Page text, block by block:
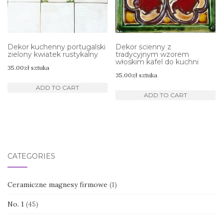
Dekor kuchenny portugalski
zielony kwiatek rustykalny
35.00zł sztuka
ADD TO CART
Dekor ścienny z
tradycyjnym wzorem
włoskim kafel do kuchni
35.00zł sztuka
ADD TO CART
CATEGORIES
Ceramiczne magnesy firmowe (1)
No. 1 (45)